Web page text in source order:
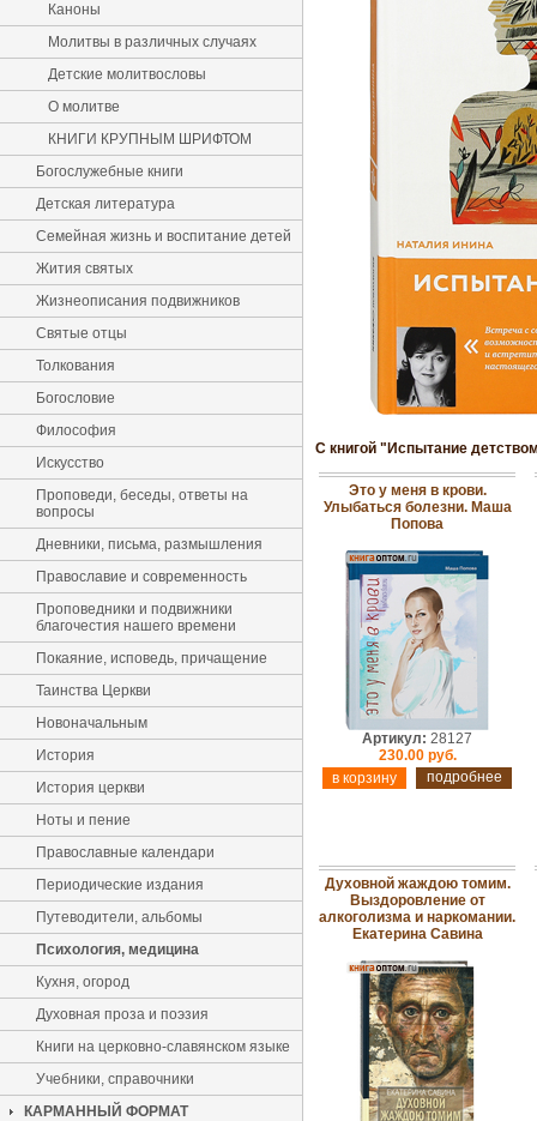
Каноны
Молитвы в различных случаях
Детские молитвословы
О молитве
КНИГИ КРУПНЫМ ШРИФТОМ
Богослужебные книги
Детская литература
Семейная жизнь и воспитание детей
Жития святых
Жизнеописания подвижников
Святые отцы
Толкования
Богословие
Философия
Искусство
Проповеди, беседы, ответы на
вопросы
Дневники, письма, размышления
Православие и современность
Проповедники и подвижники
благочестия нашего времени
Покаяние, исповедь, причащение
Таинства Церкви
Новоначальным
История
История церкви
Ноты и пение
Православные календари
Периодические издания
Путеводители, альбомы
Психология, медицина
Кухня, огород
Духовная проза и поэзия
Книги на церковно-славянском языке
Учебники, справочники
КАРМАННЫЙ ФОРМАТ
С книгой "Испытание
Это у меня в крови.
Улыбаться болезни. Маша
Попова
Артикул: 28127
230.00 руб.
подробнее
Духовной жаждою томим.
Выздоровление от
алкоголизма и наркомании.
Екатерина Савина